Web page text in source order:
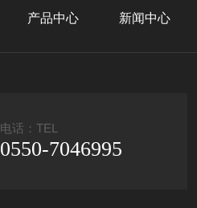
产品中心 新闻中心
电话：TEL
0550-7046995